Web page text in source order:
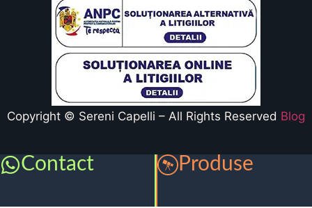
Copyright © Sereni Capelli – All Rights Reserved Blog
Contact Produse